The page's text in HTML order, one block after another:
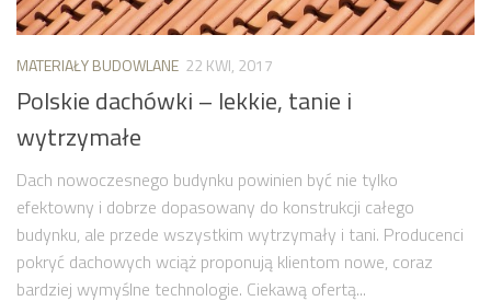
MATERIAŁY BUDOWLANE 22 KWI, 2017
Polskie dachówki – lekkie, tanie i
wytrzymałe
Dach nowoczesnego budynku powinien być nie tylko
efektowny i dobrze dopasowany do konstrukcji całego
budynku, ale przede wszystkim wytrzymały i tani. Producenci
pokryć dachowych wciąż proponują klientom nowe, coraz
bardziej wymyślne technologie. Ciekawą ofertą...